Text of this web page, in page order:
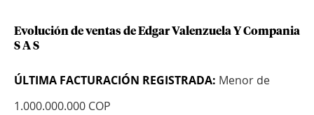
Evolución de ventas de Edgar Valenzuela Y Compania
S A S
ÚLTIMA FACTURACIÓN REGISTRADA: Menor de
1.000.000.000 COP